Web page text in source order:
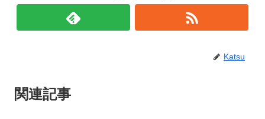
Katsu
関連記事